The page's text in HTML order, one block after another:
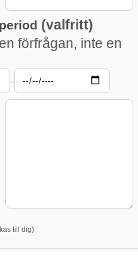
(valfritt)
förfrågan, inte en
–
till dig)